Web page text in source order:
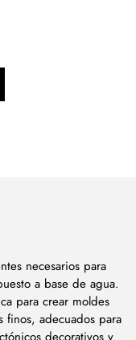
necesarios para
a base de agua.
para crear moldes
finos, adecuados para
decorativos y